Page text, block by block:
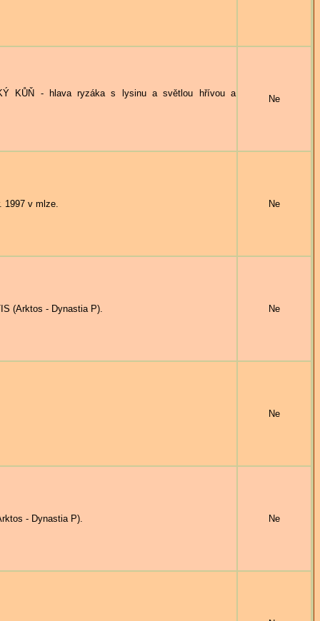
KŮŇ - hlava ryzáka s lysinu a světlou hřívou a
Ne
1997 v mlze. Ne
(Arktos - Dynastia P). Ne
Ne
- Dynastia P). Ne